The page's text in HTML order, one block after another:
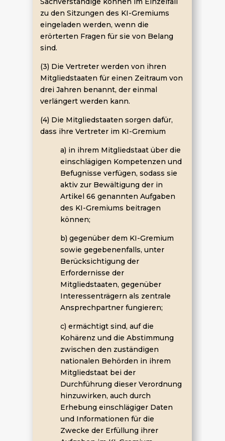
zu den Sitzungen des KI-Gremiums
eingeladen werden, wenn die
erörterten Fragen für sie von Belang
sind.
(3) Die Vertreter werden von ihren
Mitgliedstaaten für einen Zeitraum von
drei Jahren benannt, der einmal
verlängert werden kann.
(4) Die Mitgliedstaaten sorgen dafür,
dass ihre Vertreter im KI-Gremium
a) in ihrem Mitgliedstaat über die
einschlägigen Kompetenzen und
Befugnisse verfügen, sodass sie
aktiv zur Bewältigung der in
Artikel 66 genannten Aufgaben
des KI-Gremiums beitragen
können;
b) gegenüber dem KI-Gremium
sowie gegebenenfalls, unter
Berücksichtigung der
Erfordernisse der
Mitgliedstaaten, gegenüber
Interessenträgern als zentrale
Ansprechpartner fungieren;
c) ermächtigt sind, auf die
Kohärenz und die Abstimmung
zwischen den zuständigen
nationalen Behörden in ihrem
Mitgliedstaat bei der
Durchführung dieser Verordnung
hinzuwirken, auch durch
Erhebung einschlägiger Daten
und Informationen für die
Zwecke der Erfüllung ihrer